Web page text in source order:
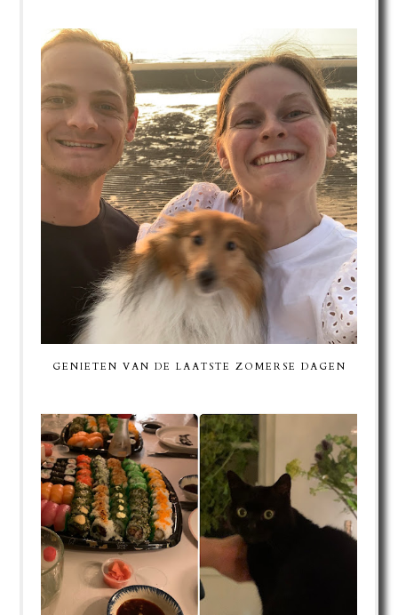
GENIETEN VAN DE LAATSTE ZOMERSE DAGEN